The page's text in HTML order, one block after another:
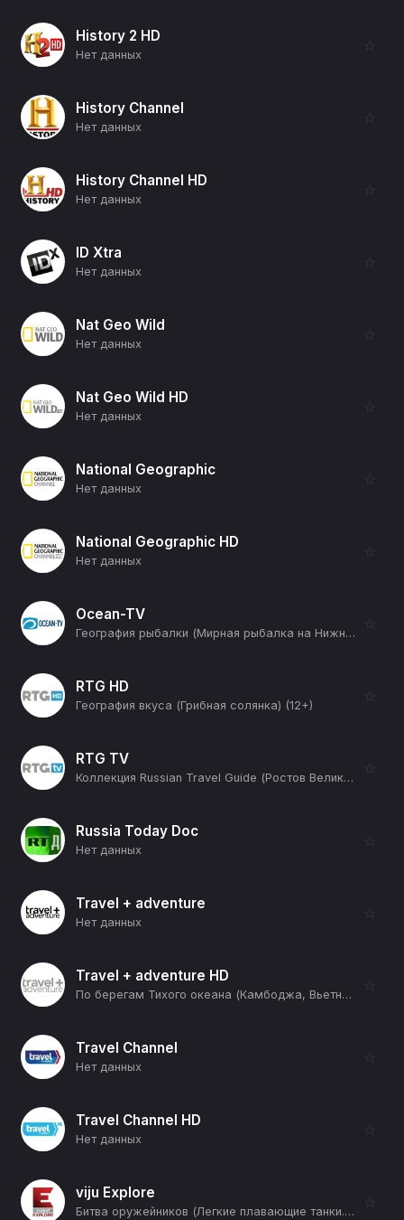
History 2 HD
Нет данных
☆
History Channel
Нет данных
☆
History Channel HD
Нет данных
☆
ID Xtra
Нет данных
☆
Nat Geo Wild
Нет данных
☆
Nat Geo Wild HD
Нет данных
☆
National Geographic
Нет данных
☆
National Geographic HD
Нет данных
☆
Ocean-TV
География рыбалки (Мирная рыбалка на Нижней Волге. Часть 2-я) (12+)
☆
RTG HD
География вкуса (Грибная солянка) (12+)
☆
RTG TV
Коллекция Russian Travel Guide (Ростов Великий) (12+)
☆
Russia Today Doc
Нет данных
☆
Travel + adventure
Нет данных
☆
Travel + adventure HD
По берегам Тихого океана (Камбоджа, Вьетнам) (12+)
☆
Travel Channel
Нет данных
☆
Travel Channel HD
Нет данных
☆
viju Explore
Битва оружейников (Легкие плавающие танки. ПТ-76 против M551 "Шеридан") (12+)
☆